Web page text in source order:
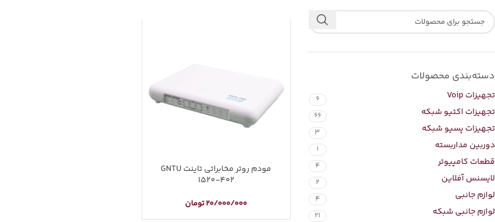
دسته‌بندی محصولات
تجهیزات Voip 6
تجهیزات اکتیو شبکه 66
تجهیزات پسیو شبکه 3
دوربین مداربسته 1
قطعات کامپیوتر 4
لایسنس آفلاین 2
لوازم جانبی 4
لوازم جانبی شبکه 21
مودم روتر مخابراتی تاینت GNTU
1520-402
20/000/000تومان